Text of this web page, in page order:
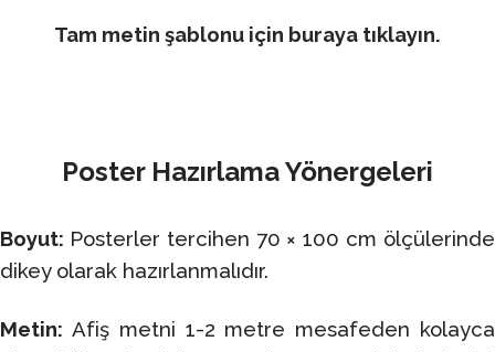
Tam metin şablonu için buraya tıklayın.
Poster Hazırlama Yönergeleri
Boyut: Posterler tercihen 70 × 100 cm ölçülerinde
dikey olarak hazırlanmalıdır.
Metin: Afiş metni 1-2 metre mesafeden kolayca